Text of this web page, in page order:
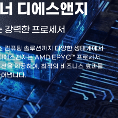
디에스앤지
강력한 프로세서
퓨팅 솔루션까지 다양한 생태계에서
에스앤지는 AMD EPYC™ 프로세서
을 제공하여, 최적의 비즈니스 효과를
냅니다.